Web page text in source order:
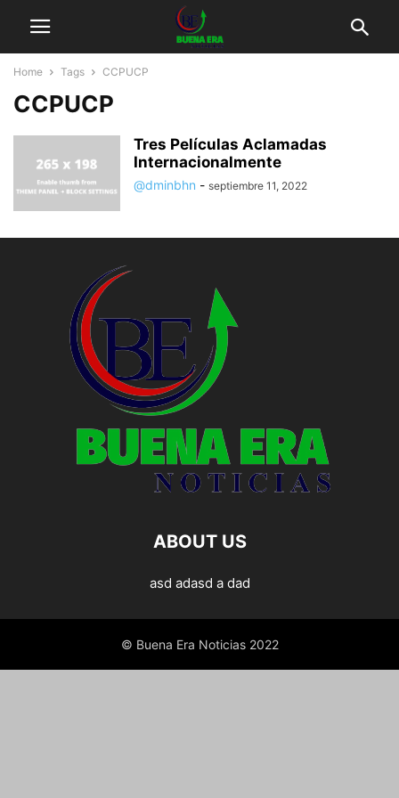
Home Tags CCPUCP
CCPUCP
Tres Películas Aclamadas
Internacionalmente
@dminbhn - septiembre 11, 2022
ABOUT US
asd adasd a dad
© Buena Era Noticias 2022